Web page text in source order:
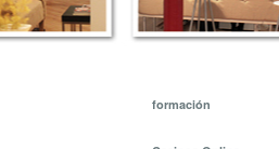
formación